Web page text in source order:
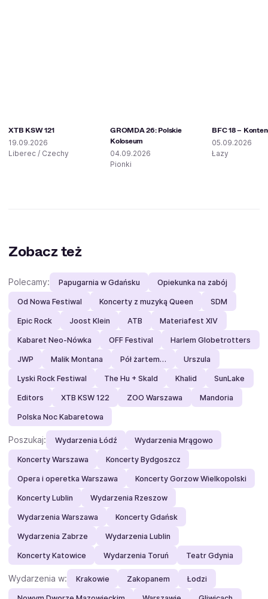
XTB KSW 121
19.09.2026
Liberec / Czechy
GROMDA 26: Polskie
Koloseum
04.09.2026
Pionki
BFC 18 –
05.09.2026
Łazy
Zobacz też
Polecamy: Papugarnia w Gdańsku Opiekunka na zabój
Od Nowa Festiwal Koncerty z muzyką Queen SDM
Epic Rock Joost Klein ATB Materiafest XIV
Kabaret Neo-Nówka OFF Festival Harlem Globetrotters
JWP Malik Montana Pół żartem… Urszula
Lyski Rock Festiwal The Hu + Skald Khalid SunLake
Editors XTB KSW 122 ZOO Warszawa Mandoria
Polska Noc Kabaretowa
Poszukaj: Wydarzenia Łódź Wydarzenia Mrągowo
Koncerty Warszawa Koncerty Bydgoszcz
Opera i operetka Warszawa Koncerty Gorzow Wielkopolski
Koncerty Lublin Wydarzenia Rzeszow
Wydarzenia Warszawa Koncerty Gdańsk
Wydarzenia Zabrze Wydarzenia Lublin
Koncerty Katowice Wydarzenia Toruń Teatr Gdynia
Wydarzenia w: Krakowie Zakopanem Łodzi